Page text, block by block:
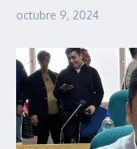
octubre 9, 2024